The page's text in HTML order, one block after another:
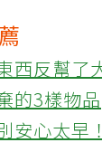
西反幫了
的3樣物品
安心太早